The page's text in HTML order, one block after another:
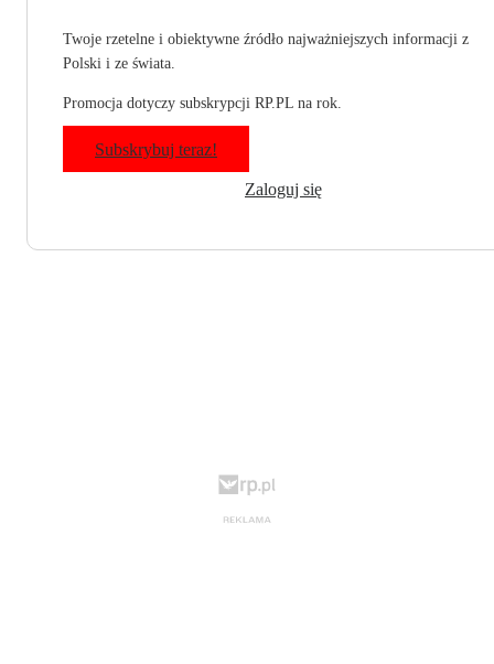
Twoje rzetelne i obiektywne źródło najważniejszych informacji z
Polski i ze świata.
Promocja dotyczy subskrypcji RP.PL na rok.
Subskrybuj teraz!
Zaloguj się